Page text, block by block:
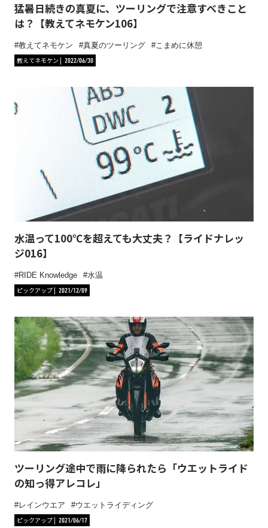
猛暑日続きの真夏に、ツーリングで注意すべきこと
は？【教えてネモケン106】
教えてネモケン 真夏のツーリング
こまめに休憩
教えてネモケン
2022/06/30
水温って100℃を超えても大丈夫？【ライドナレッ
ジ016】
RIDE Knowledge
水温
ピックアップ
2021/12/09
ツーリング途中で雨に降られたら「ウエットライド
の知っ得アレコレ」
レインウエア
ウエットライディング
ピックアップ
2021/06/17